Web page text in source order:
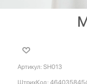
Артикул: SH013
ШтрихКод: